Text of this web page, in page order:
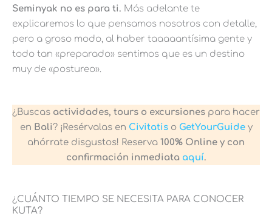
Seminyak no es para ti. Más adelante te
explicaremos lo que pensamos nosotros con detalle,
pero a groso modo, al haber taaaaantísima gente y
todo tan «preparado» sentimos que es un destino
muy de «postureo».
¿Buscas actividades, tours o excursiones para hacer
en Bali? ¡Resérvalas en Civitatiso GetYourGuidey
ahórrate disgustos! Reserva 100% Online y con
confirmación inmediata aquí.
¿CUÁNTO TIEMPO SE NECESITA PARA CONOCER
KUTA?